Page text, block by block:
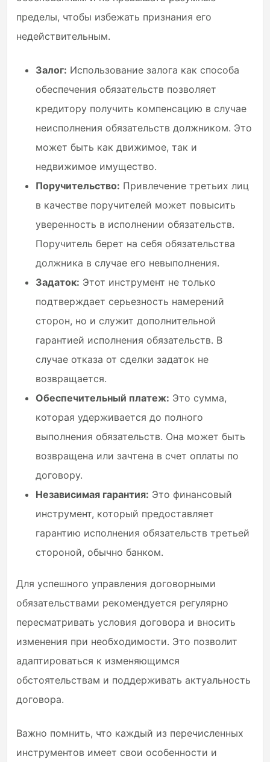
пределы, чтобы избежать признания его
недействительным.
Залог: Использование залога как способа
обеспечения обязательств позволяет
кредитору получить компенсацию в случае
неисполнения обязательств должником. Это
может быть как движимое, так и
недвижимое имущество.
Поручительство: Привлечение третьих лиц
в качестве поручителей может повысить
уверенность в исполнении обязательств.
Поручитель берет на себя обязательства
должника в случае его невыполнения.
Задаток: Этот инструмент не только
подтверждает серьезность намерений
сторон, но и служит дополнительной
гарантией исполнения обязательств. В
случае отказа от сделки задаток не
возвращается.
Обеспечительный платеж: Это сумма,
которая удерживается до полного
выполнения обязательств. Она может быть
возвращена или зачтена в счет оплаты по
договору.
Независимая гарантия: Это финансовый
инструмент, который предоставляет
гарантию исполнения обязательств третьей
стороной, обычно банком.
Для успешного управления договорными
обязательствами рекомендуется регулярно
пересматривать условия договора и вносить
изменения при необходимости. Это позволит
адаптироваться к изменяющимся
обстоятельствам и поддерживать актуальность
договора.
Важно помнить, что каждый из перечисленных
инструментов имеет свои особенности и